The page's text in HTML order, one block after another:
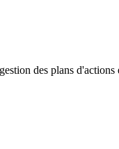
des plans